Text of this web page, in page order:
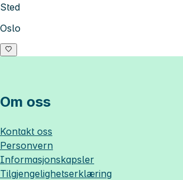
Sted
Oslo
Om oss
Kontakt oss
Personvern
Informasjonskapsler
Tilgjengelighetserklæring